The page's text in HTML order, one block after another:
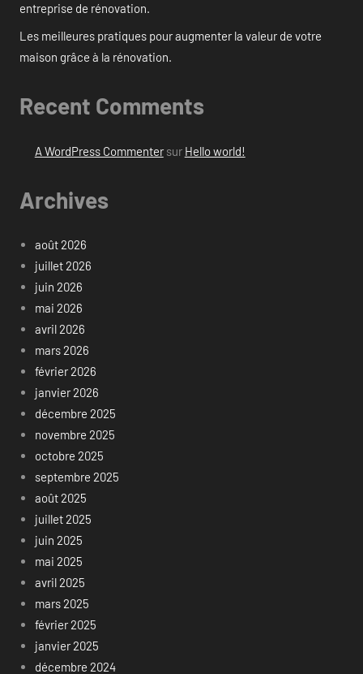
entreprise de rénovation.
Les meilleures pratiques pour augmenter la valeur de votre
maison grâce à la rénovation.
Recent Comments
A WordPress Commentersur Hello world!
Archives
août 2026
juillet 2026
juin 2026
mai 2026
avril 2026
mars 2026
février 2026
janvier 2026
décembre 2025
novembre 2025
octobre 2025
septembre 2025
août 2025
juillet 2025
juin 2025
mai 2025
avril 2025
mars 2025
février 2025
janvier 2025
décembre 2024